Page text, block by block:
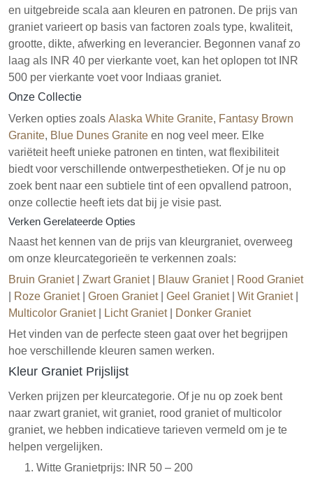
en uitgebreide scala aan kleuren en patronen. De prijs van
graniet varieert op basis van factoren zoals type, kwaliteit,
grootte, dikte, afwerking en leverancier. Begonnen vanaf zo
laag als INR 40 per vierkante voet, kan het oplopen tot INR
500 per vierkante voet voor Indiaas graniet.
Onze Collectie
Verken opties zoals Alaska White Granite, Fantasy Brown
Granite, Blue Dunes Granite en nog veel meer. Elke
variëteit heeft unieke patronen en tinten, wat flexibiliteit
biedt voor verschillende ontwerpesthetieken. Of je nu op
zoek bent naar een subtiele tint of een opvallend patroon,
onze collectie heeft iets dat bij je visie past.
Verken Gerelateerde Opties
Naast het kennen van de prijs van kleurgraniet, overweeg
om onze kleurcategorieën te verkennen zoals:
Bruin Graniet
Zwart Graniet Blauw Graniet
Rood Graniet
Roze Graniet Groen Graniet Geel Graniet Wit Graniet
Multicolor Graniet
Licht Graniet
Donker Graniet
Het vinden van de perfecte steen gaat over het begrijpen
hoe verschillende kleuren samen werken.
Kleur Graniet Prijslijst
Verken prijzen per kleurcategorie. Of je nu op zoek bent
naar zwart graniet, wit graniet, rood graniet of multicolor
graniet, we hebben indicatieve tarieven vermeld om je te
helpen vergelijken.
Witte Granietprijs: INR 50 – 200